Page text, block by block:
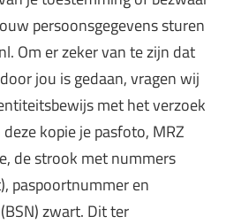
persoonsgegevens sturen
Om er zeker van te zijn dat
jou is gedaan, vragen wij
met het verzoek
kopie je pasfoto, MRZ
de strook met nummers
paspoortnummer en
zwart. Dit ter